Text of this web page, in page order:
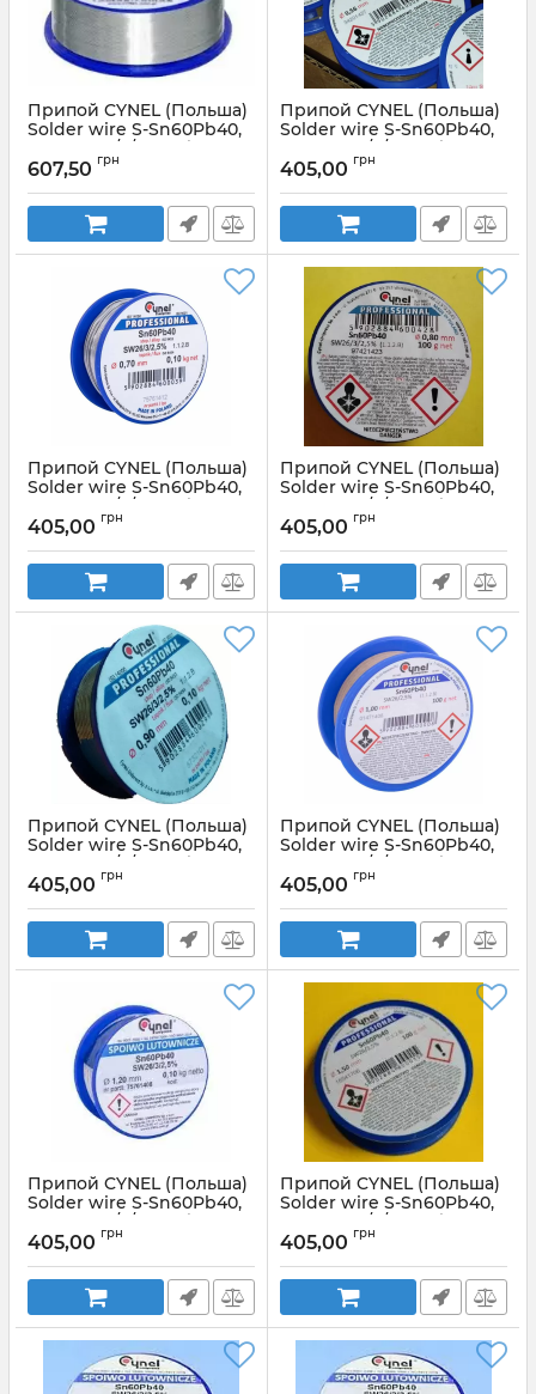
Припой CYNEL (Польша)
Solder wire S-Sn60Pb40,
flux SW26/3/2,5% Ø0,38мм
0,1кг
Артикул: Ø0,38мм0,1кг
607,50 грн
Припой CYNEL (Польша)
Solder wire S-Sn60Pb40,
flux SW26/3/2,5% Ø0,56мм
0,1кг
Артикул: Ø0,56мм0,1кг
405,00 грн
Припой CYNEL (Польша)
Solder wire S-Sn60Pb40,
flux SW26/3/2,5% Ø0,7мм
0,1кг
Артикул: Ø0,7мм_0,1кг
405,00 грн
Припой CYNEL (Польша)
Solder wire S-Sn60Pb40,
flux SW26/3/2,5% Ø0,8мм
0,1кг
Артикул: Cynel_0,8мм_0,1кг
405,00 грн
Припой CYNEL (Польша)
Solder wire S-Sn60Pb40,
flux SW26/3/2,5% Ø0,9мм
0,1кг
Артикул: Cynel_0,9_0,1
405,00 грн
Припой CYNEL (Польша)
Solder wire S-Sn60Pb40,
flux SW26/3/2,5% Ø1,0мм
0,1кг
Артикул: CYNEL_1,0мм_0,1кг
405,00 грн
Припой CYNEL (Польша)
Solder wire S-Sn60Pb40,
flux SW26/3/2,5% Ø1,2мм
0,1кг
Артикул: Ø1,2мм0,1кг
405,00 грн
Припой CYNEL (Польша)
Solder wire S-Sn60Pb40,
flux SW26/3/2,5% Ø1,5мм
0,1кг
Артикул: Ø1,5мм 0,1кг CYNEL кг
405,00 грн